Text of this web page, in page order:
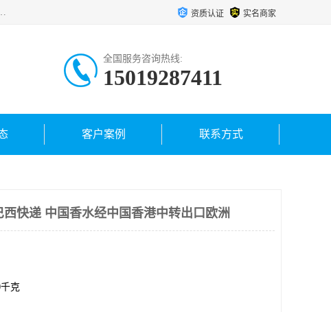
公司、深圳国际快递、深圳DHL国际快递电话可拨打全国服务热线：15019287411。欢迎各位亲来人来电到我司洽谈合作。 资质认证 实名商家
全国服务咨询热线:
15019287411
客户案例 联系方式
快递 中国香水经中国香港中转出口欧洲
克